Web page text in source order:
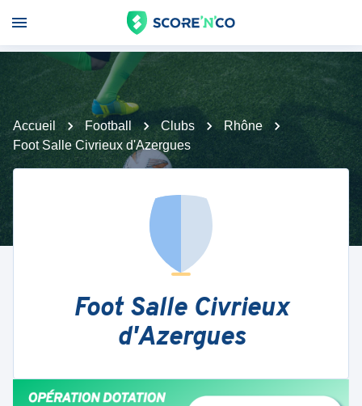
Accueil Football Clubs
Rhône
Foot Salle Civrieux d'Azergues
Foot Salle Civrieux
d'Azergues